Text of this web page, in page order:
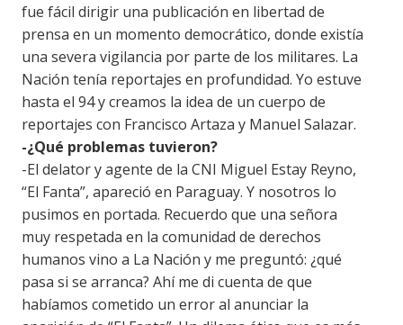
fue fácil dirigir una publicación en libertad de
prensa en un momento democrático, donde existía
una severa vigilancia por parte de los militares. La
Nación tenía reportajes en profundidad. Yo estuve
hasta el 94 y creamos la idea de un cuerpo de
reportajes con Francisco Artaza y Manuel Salazar.
-¿Qué problemas tuvieron?
-El delator y agente de la CNI Miguel Estay Reyno,
“El Fanta”, apareció en Paraguay. Y nosotros lo
pusimos en portada. Recuerdo que una señora
muy respetada en la comunidad de derechos
humanos vino a La Nación y me preguntó: ¿qué
pasa si se arranca? Ahí me di cuenta de que
habíamos cometido un error al anunciar la